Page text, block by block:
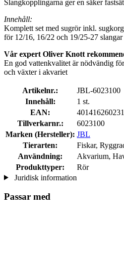
Slangkopplingarna ger en säker
Innehåll:
Komplett set med sugrör inkl.
för 12/16, 16/22 och 19/25-27 slangar
Vår expert Oliver Knott
En god vattenkvalitet är nödvändig
och växter i akvariet
Artikelnr.:
JBL-6023100
Innehåll:
1 st.
EAN:
Tillverkarnr.:
6023100
Marken (Hersteller): JBL
Tierarten:
Fiskar,
Användning:
Akvarium,
Produkttyper:
Rör
Juridisk information
Passar med